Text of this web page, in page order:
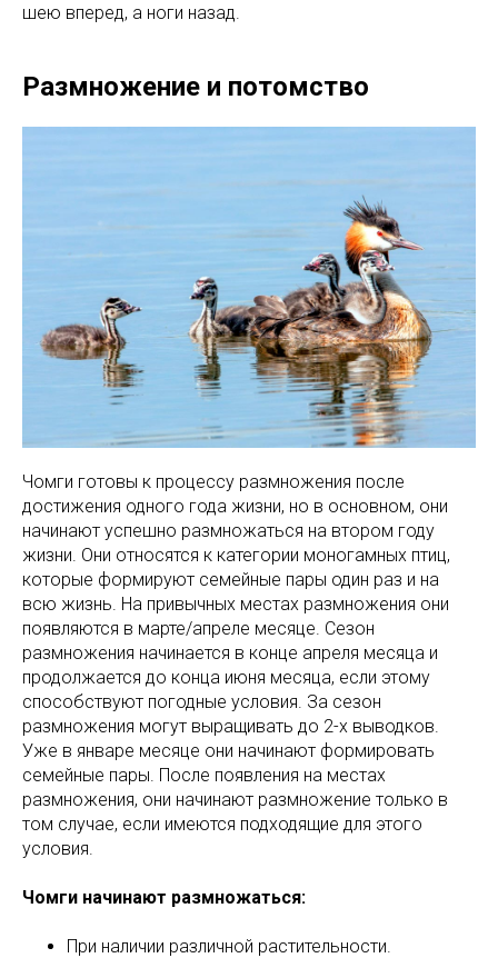
шею вперед, а ноги назад.
Размножение и потомство
Чомги готовы к процессу размножения после
достижения одного года жизни, но в основном, они
начинают успешно размножаться на втором году
жизни. Они относятся к категории моногамных птиц,
которые формируют семейные пары один раз и на
всю жизнь. На привычных местах размножения они
появляются в марте/апреле месяце. Сезон
размножения начинается в конце апреля месяца и
продолжается до конца июня месяца, если этому
способствуют погодные условия. За сезон
размножения могут выращивать до 2-х выводков.
Уже в январе месяце они начинают формировать
семейные пары. После появления на местах
размножения, они начинают размножение только в
том случае, если имеются подходящие для этого
условия.
Чомги начинают размножаться:
При наличии различной растительности.